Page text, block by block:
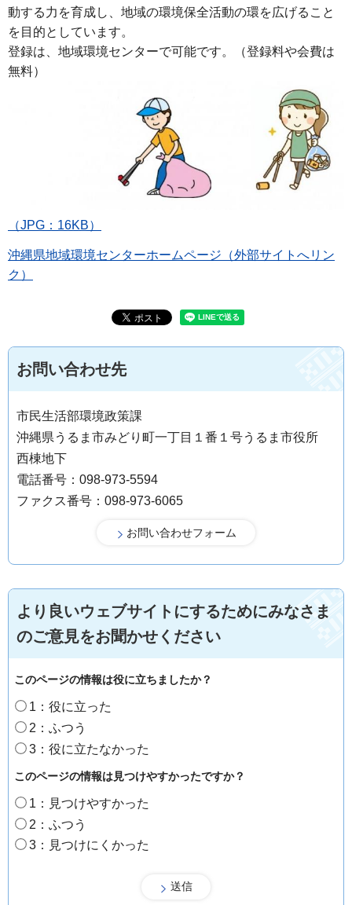
動する力を育成し、地域の環境保全活動の環を広げること
を目的としています。
登録は、地域環境センターで可能です。（登録料や会費は
無料）
（JPG：16KB）
沖縄県地域環境センターホームページ（外部サイトへリン
ク）
お問い合わせ先
市民生活部環境政策課
沖縄県うるま市みどり町一丁目１番１号うるま市役所
西棟地下
電話番号：098-973-5594
ファクス番号：098-973-6065
より良いウェブサイトにするためにみなさま
のご意見をお聞かせください
このページの情報は役に立ちましたか？
1：役に立った
2：ふつう
3：役に立たなかった
このページの情報は見つけやすかったですか？
1：見つけやすかった
2：ふつう
3：見つけにくかった